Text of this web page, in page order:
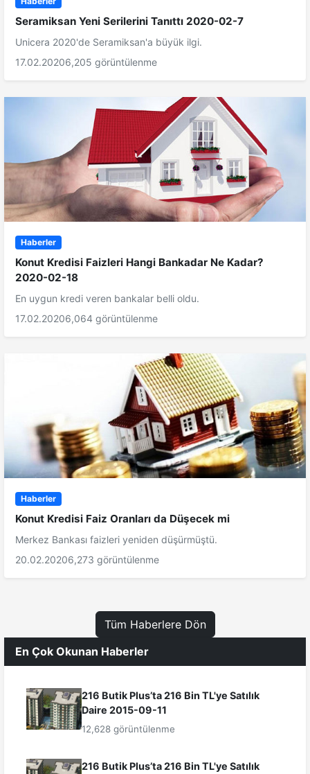
Seramiksan Yeni Serilerini Tanıttı 2020-02-7
Unicera 2020'de Seramiksan'a büyük ilgi.
17.02.20206,205 görüntülenme
Haberler
Konut Kredisi Faizleri Hangi Bankadar Ne Kadar?
2020-02-18
En uygun kredi veren bankalar belli oldu.
17.02.20206,064 görüntülenme
Haberler
Konut Kredisi Faiz Oranları da Düşecek mi
Merkez Bankası faizleri yeniden düşürmüştü.
20.02.20206,273 görüntülenme
Tüm Haberlere Dön
En Çok Okunan Haberler
216 Butik Plus’ta 216 Bin TL'ye Satılık
Daire 2015-09-11
12,628 görüntülenme
216 Butik Plus’ta 216 Bin TL'ye Satılık